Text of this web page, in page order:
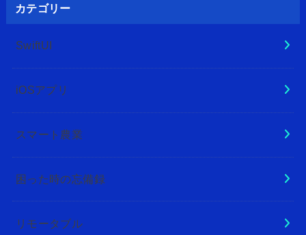
カテゴリー
SwiftUI
iOSアプリ
スマート農業
困った時の忘備録
リモータブル